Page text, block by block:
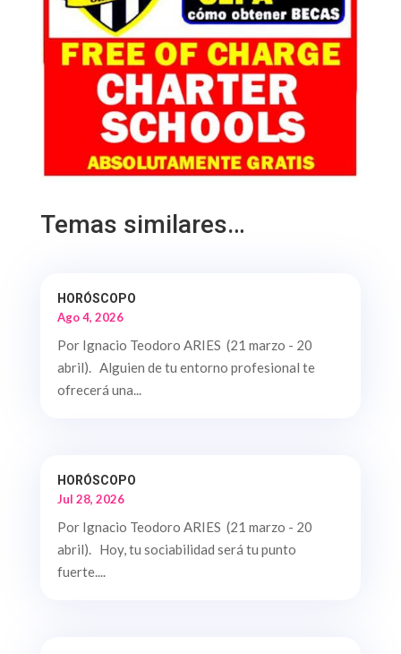
Temas similares…
HORÓSCOPO
Ago 4, 2026
Por Ignacio Teodoro ARIES (21 marzo - 20
abril). Alguien de tu entorno profesional te
ofrecerá una...
HORÓSCOPO
Jul 28, 2026
Por Ignacio Teodoro ARIES (21 marzo - 20
abril). Hoy, tu sociabilidad será tu punto
fuerte....